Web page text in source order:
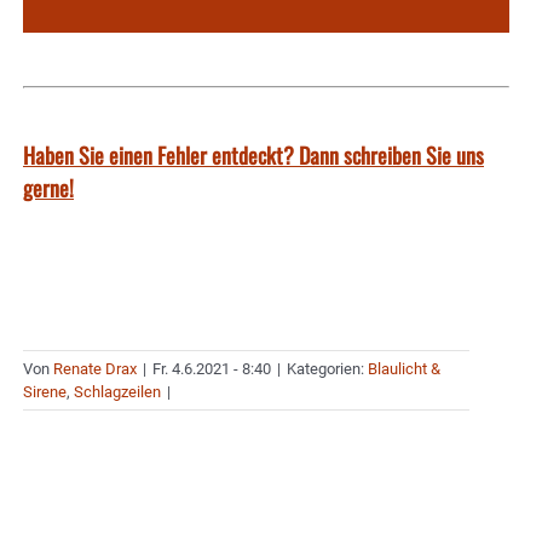
Haben Sie einen Fehler entdeckt? Dann schreiben Sie uns
gerne!
Von Renate Drax | Fr. 4.6.2021 - 8:40 | Kategorien: Blaulicht &
Sirene, Schlagzeilen |